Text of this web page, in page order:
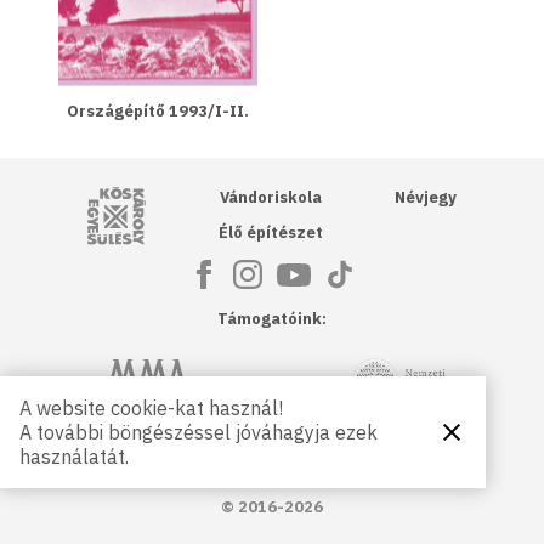
Országépítő 1993/I-II.
Kós Károly Egyesülés
Vándoriskola
Élő építészet
Névjegy
Támogatóink:
Magyar Művészeti Akadémia NKA
Petőfi Kulturális Ügynökség
© 2016-2026
A website cookie-kat használ!
A további böngészéssel jóváhagyja ezek
használatát.
Bezárás